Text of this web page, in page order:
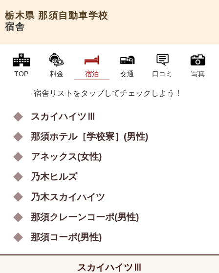
栃木県 那須自動車学校
宿舎
TOP 料金 宿泊 交通 口コミ 写真
宿舎リストをタップしてチェックしよう！
スカイハイツⅢ
那須ホテル［学校寮］(男性)
アネックス(女性)
乃木ヒルズ
乃木スカイハイツ
那須クレーンコーポ(男性)
那須コーポ(男性)
スカイハイツⅢ